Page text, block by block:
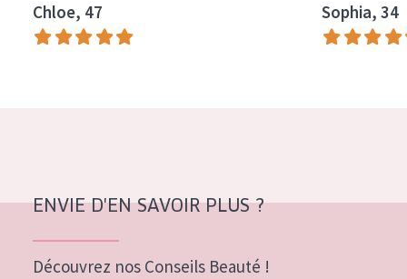
COLLECTION
Peau normale à sèche
Chloe, 47 Sophia, 34
ENVIE D'EN SAVOIR PLUS ?
Découvrez nos Conseils Beauté !